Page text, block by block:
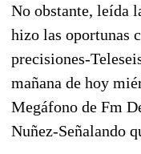
No obstante, leída
hizo las oportunas
precisiones-
mañana de hoy
Megáfono de Fm
Nuñez-Señalando